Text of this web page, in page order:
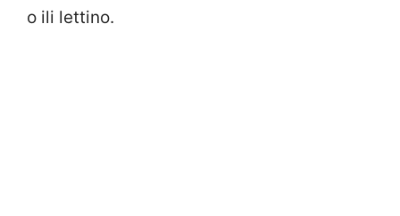
o ili lettino.